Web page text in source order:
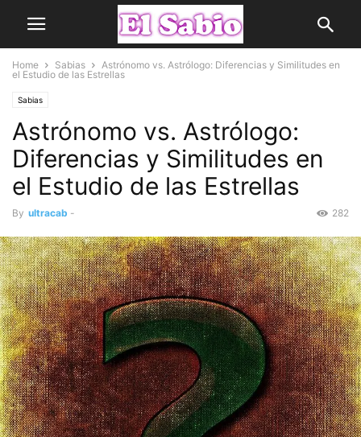
Home Sabias
Astrónomo vs. Astrólogo: Diferencias y Similitudes en
el Estudio de las Estrellas
Sabias
Astrónomo vs. Astrólogo:
Diferencias y Similitudes en
el Estudio de las Estrellas
By ultracab - 282